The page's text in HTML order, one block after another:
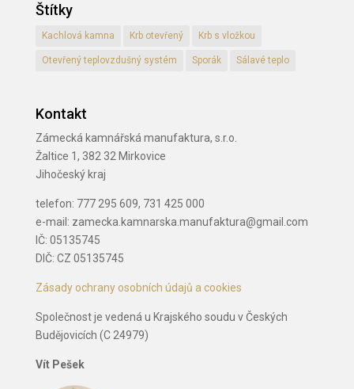
Štítky
Kachlová kamna Krb otevřený Krb s vložkou
Otevřený teplovzdušný systém Sporák Sálavé teplo
Kontakt
Zámecká kamnářská manufaktura, s.r.o.
Žaltice 1, 382 32 Mirkovice
Jihočeský kraj
telefon: 777 295 609, 731 425 000
e-mail: zamecka.kamnarska.manufaktura@gmail.com
IČ: 05135745
DIČ: CZ 05135745
Zásady ochrany osobních údajů a cookies
Společnost je vedená u Krajského soudu v Českých
Budějovicích (C 24979)
Vít Pešek